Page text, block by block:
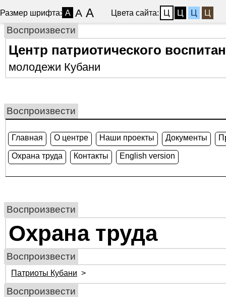
Размер шрифта: A A A Цвета сайта: Ц Ц Ц Ц
Воспроизвести
Центр патриотического
молодежи Кубани
Воспроизвести
Главная О центре Наши проекты Документы
Охрана труда Контакты English version
Воспроизвести
Охрана труда
Воспроизвести
Патриоты Кубани >
Воспроизвести